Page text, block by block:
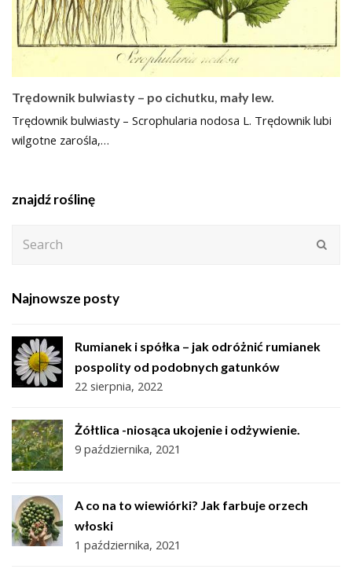
Trędownik bulwiasty – po cichutku, mały lew.
Trędownik bulwiasty – Scrophularia nodosa L. Trędownik lubi
wilgotne zarośla,…
znajdź roślinę
Najnowsze posty
Rumianek i spółka – jak odróżnić rumianek
pospolity od podobnych gatunków
22 sierpnia, 2022
Żółtlica -niosąca ukojenie i odżywienie.
9 października, 2021
A co na to wiewiórki? Jak farbuje orzech
włoski
1 października, 2021